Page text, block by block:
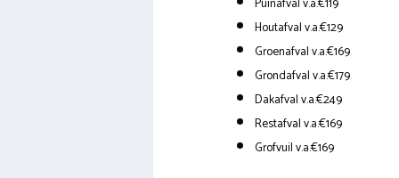
Houtafval v.a.€129
Groenafval v.a.€169
Grondafval v.a.€179
Dakafval v.a.€249
Restafval v.a.€169
Grofvuil v.a.€169